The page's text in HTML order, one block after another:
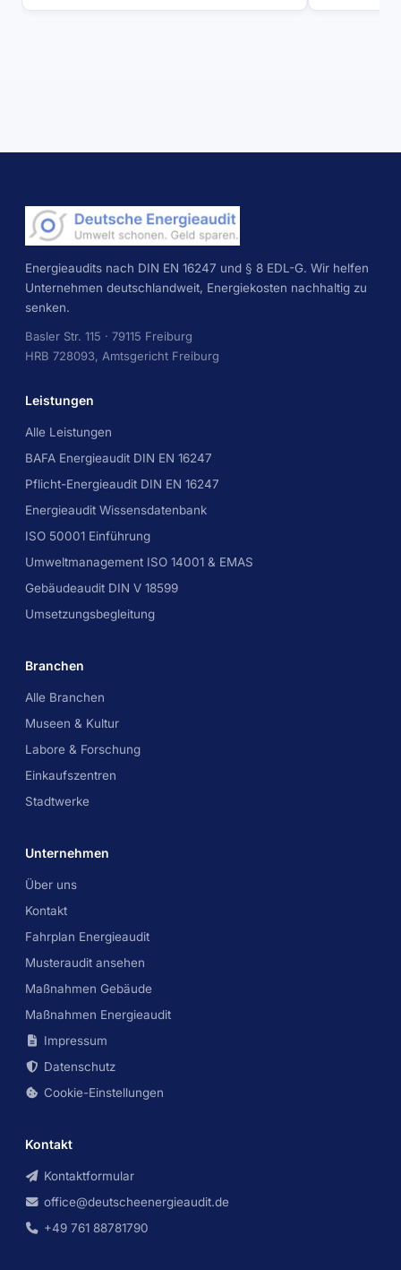
Energieaudits nach DIN EN 16247 und § 8 EDL-G. Wir helfen
Unternehmen deutschlandweit, Energiekosten nachhaltig zu
senken.
Basler Str. 115 · 79115 Freiburg
HRB 728093, Amtsgericht Freiburg
Leistungen
Alle Leistungen
BAFA Energieaudit DIN EN 16247
Pflicht-Energieaudit DIN EN 16247
Energieaudit Wissensdatenbank
ISO 50001 Einführung
Umweltmanagement ISO 14001 & EMAS
Gebäudeaudit DIN V 18599
Umsetzungsbegleitung
Branchen
Alle Branchen
Museen & Kultur
Labore & Forschung
Einkaufszentren
Stadtwerke
Unternehmen
Über uns
Kontakt
Fahrplan Energieaudit
Musteraudit ansehen
Maßnahmen Gebäude
Maßnahmen Energieaudit
Impressum
Datenschutz
Cookie-Einstellungen
Kontakt
Kontaktformular
office@deutscheenergieaudit.de
+49 761 88781790